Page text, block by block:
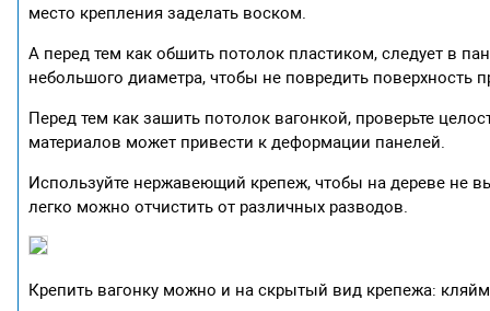
место крепления заделать воском.
А перед тем как обшить потолок пластиком, следует в
небольшого диаметра, чтобы не повредить поверхность
Перед тем как зашить потолок вагонкой, проверьте
материалов может привести к деформации панелей.
Используйте нержавеющий крепеж, чтобы на дереве не
легко можно отчистить от различных разводов.
Крепить вагонку можно и на скрытый вид крепежа: